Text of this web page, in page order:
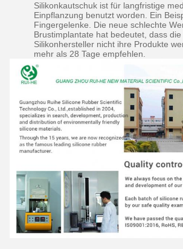
Silikonkautschuk ist für langfristige
Einpflanzung benutzt worden. Ein
Fingergelenke. Die neue schlechte
Brustimplantate hat bedeutet, dass
Silikonhersteller nicht ihre Produkte
mehr als 28 Tage empfehlen.